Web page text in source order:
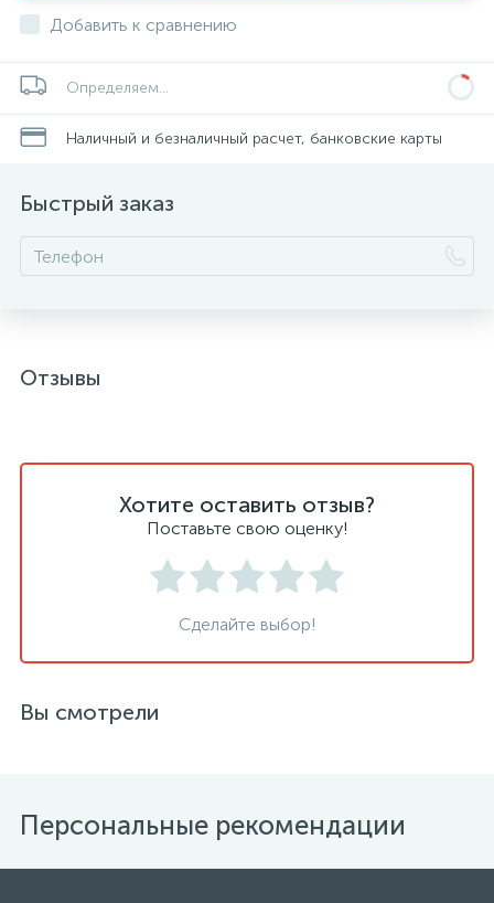
Добавить к сравнению
Определяем...
Наличный и безналичный расчет, банковские карты
Быстрый заказ
Отзывы
Хотите оставить отзыв?
Поставьте свою оценку!
Сделайте выбор!
Вы смотрели
Персональные рекомендации